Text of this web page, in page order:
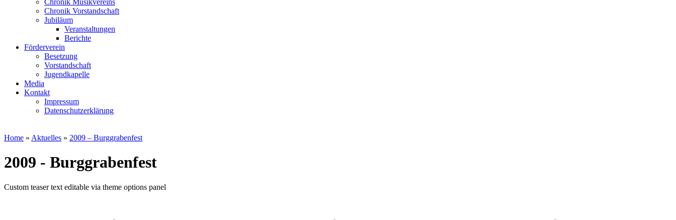
Chronik Musikvereins
Chronik Vorstandschaft
Jubiläum
Veranstaltungen
Berichte
Förderverein
Besetzung
Vorstandschaft
Jugendkapelle
Media
Kontakt
Impressum
Datenschutzerklärung
Home » Aktuelles » 2009 – Burggrabenfest
2009 - Burggrabenfest
Custom teaser text editable via theme options panel